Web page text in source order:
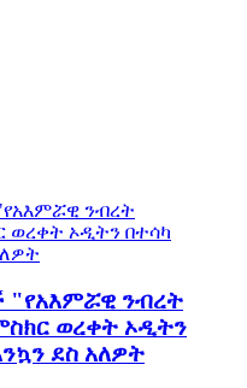
"የአእምሯዊ ንብረት
ወረቀት ኦዲትን
ደስ አለዎት